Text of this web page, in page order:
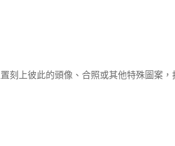
刻上彼此的頭像、合照或其他特殊圖案，